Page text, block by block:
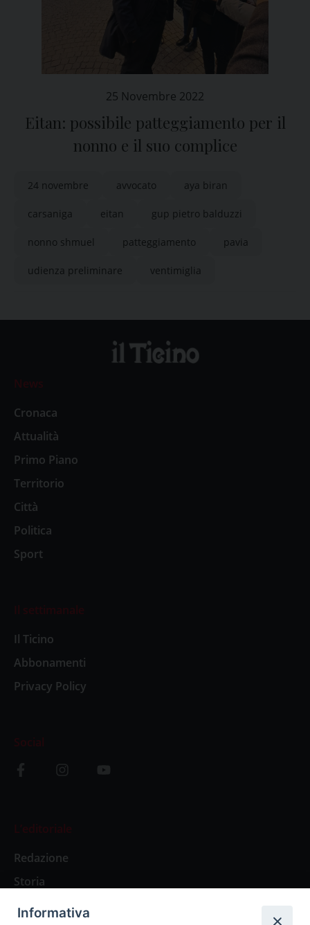
25 Novembre 2022
Eitan: possibile patteggiamento per il
nonno e il suo complice
24 novembre avvocato aya biran
carsaniga eitan gup pietro balduzzi
nonno shmuel patteggiamento pavia
udienza preliminare ventimiglia
News
Cronaca
Attualità
Primo Piano
Territorio
Città
Politica
Sport
Il settimanale
Il Ticino
Abbonamenti
Privacy Policy
Social
L’editoriale
Redazione
Storia
Informativa